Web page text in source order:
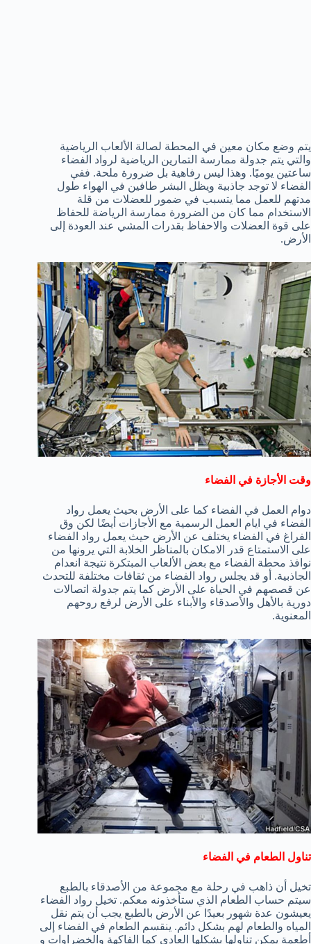
يتم وضع مكان معين في المحطة لصالة الألعاب الرياضية
والتي يتم جدولة ممارسة التمارين الرياضية لرواد الفضاء
ساعتين يوميًا. وهذا ليس رفاهية بل ضرورة ملحة. ففي
الفضاء لا توجد جاذبية ويظل البشر طافين في الهواء طول
مدتهم للعمل مما يتسبب في ضمور للعضلات من قلة
الاستخدام مما كان من الضرورة ممارسة الرياضة للحفاظ
على قوة العضلات والاحفاظ بقدرات المشي عند العودة إلى
الأرض.
وقت الأجازة في الفضاء
دوام العمل في الفضاء كما على الأرض بحيث يعمل رواد
الفضاء في ايام العمل الرسمية مع الأجازات أيضًا لكن وق
الفراغ في الفضاء يختلف عن الأرض حيث يعمل رواد الفضاء
على الاستمتاع قدر الامكان بالمناظر الخلابة التي يرونها من
نوافذ محطة الفضاء مع بعض الألعاب المبتكرة نتيجة انعدام
الجاذبية. أو قد يجلس رواد الفضاء من ثقافات مختلفة للتحدث
عن قصصهم في الحياة على الأرض كما يتم جدولة اتصالات
دورية بالأهل والأصدقاء والأبناء على الأرض لرفع روحهم
المعنوية.
تناول الطعام في الفضاء
تخيل أن ذاهب في رحلة مع مجموعة من الأصدقاء بالطبع
سيتم حساب الطعام الذي ستأخذونه معكم. تخيل رواد الفضاء
يعيشون عدة شهور بعيدًا عن الأرض بالطبع يجب أن يتم نقل
المياه والطعام لهم بشكل دائم. ينقسم الطعام في الفضاء إلى
أطعمة يمكن تناولها بشكلها العادي كما الفاكهة والخضراوات و